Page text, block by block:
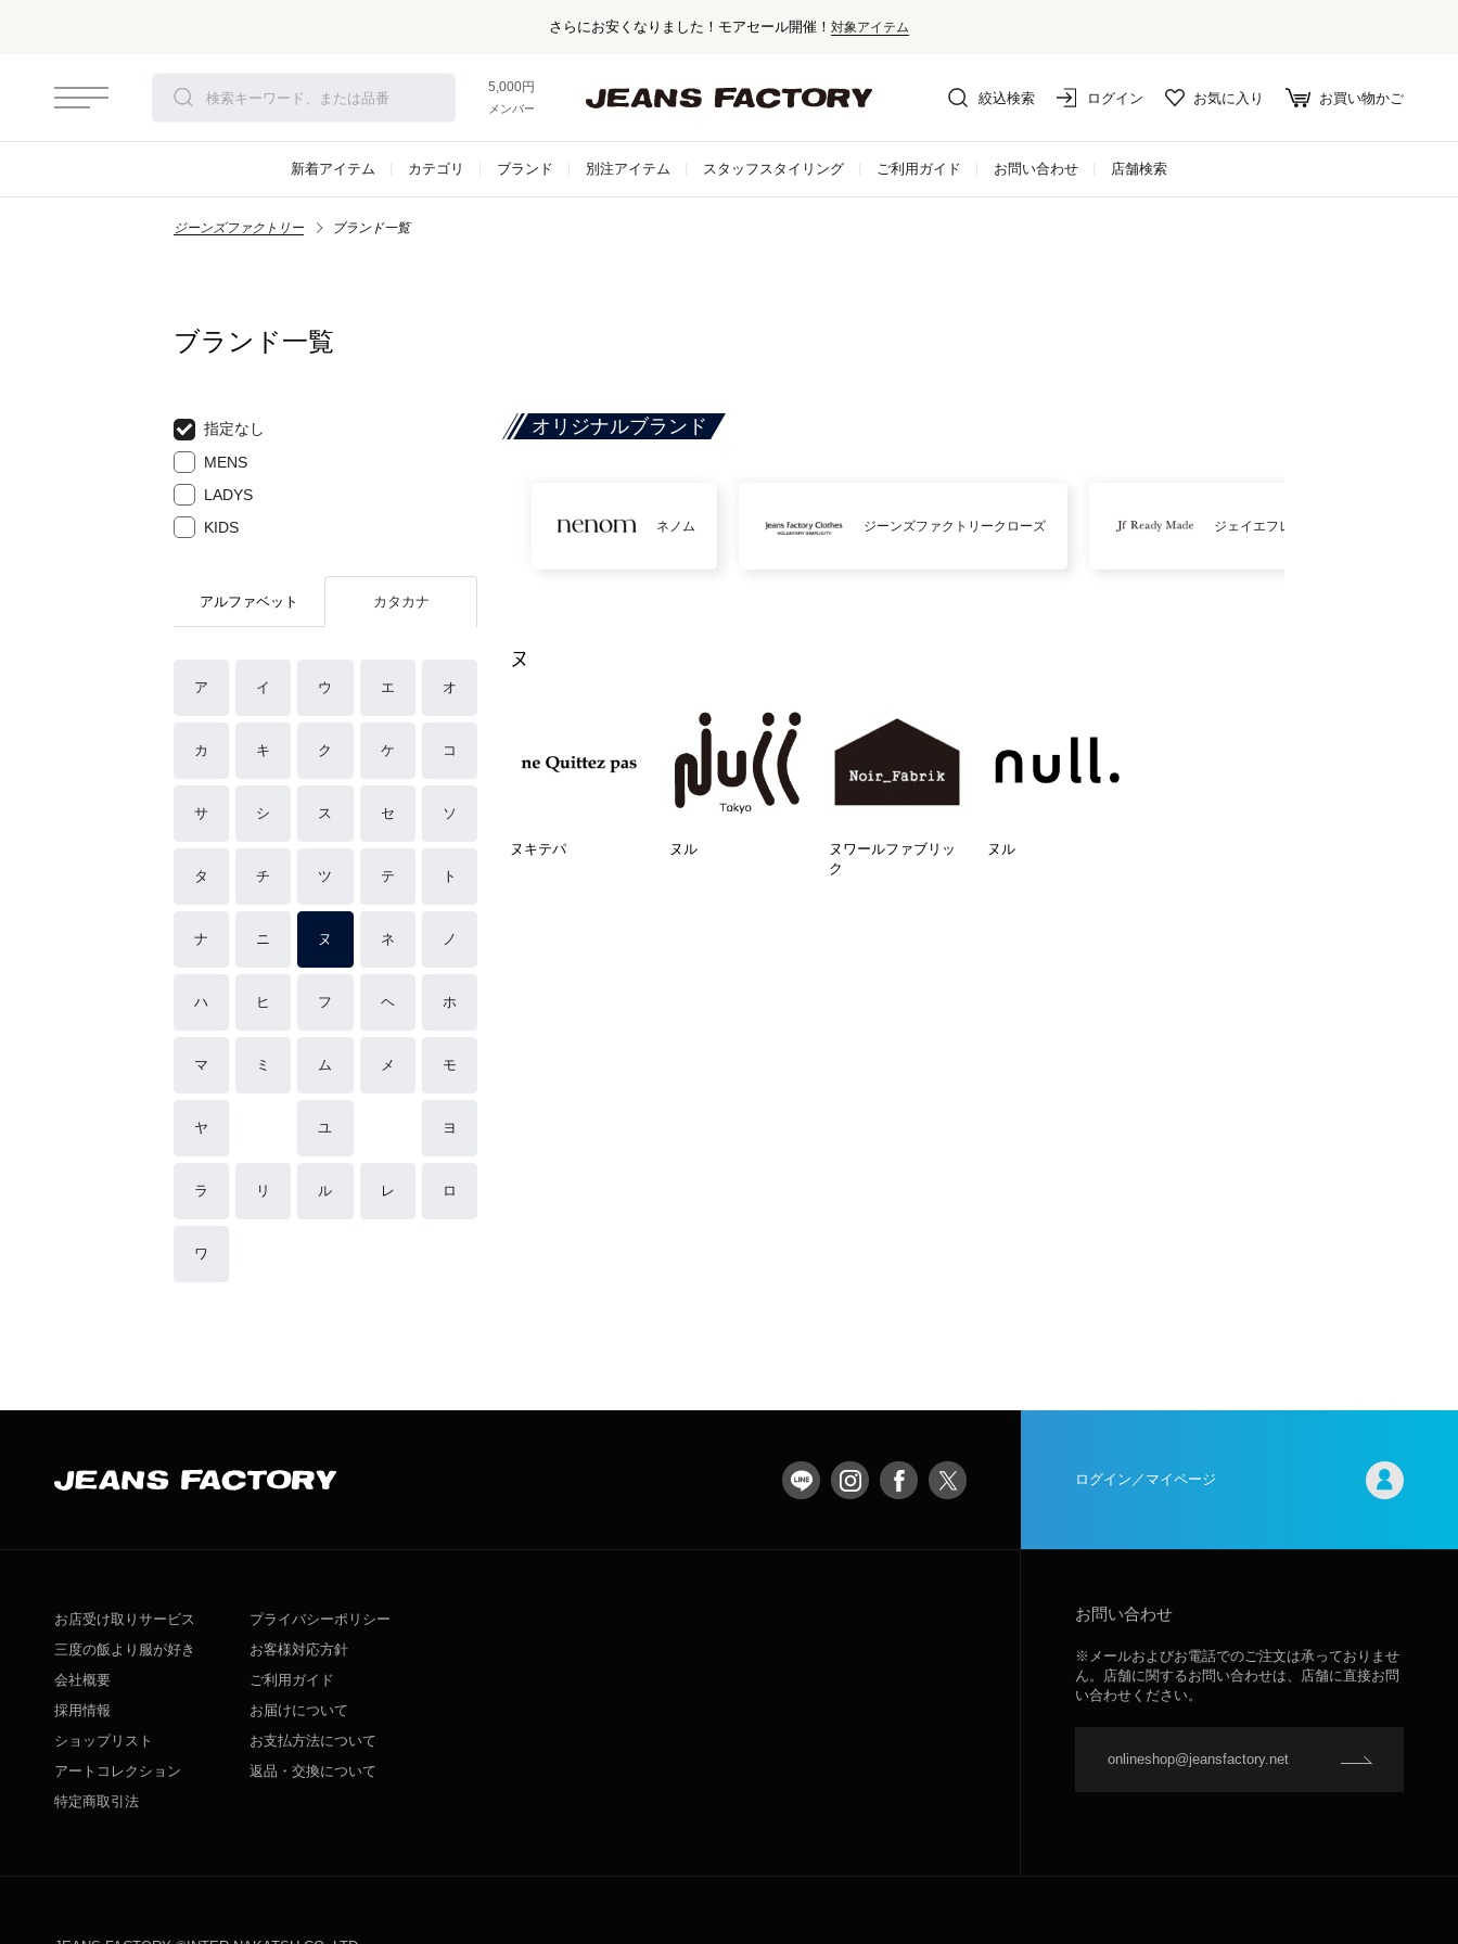
さらにお安くなりました！モアセール開催！ 対象アイテム
5,000円以上お買い上げで送料無料！
メンバー登録でお得な情報をゲット。さらに詳しく
絞込検索 ログイン お気に入り お買い物かご
新着アイテム カテゴリ ブランド 別注アイテム スタッフスタイリング ご利用ガイド お問い合わせ 店舗検索
ジーンズファクトリー ブランド一覧
ブランド一覧
指定なし
MENS
LADYS
KIDS
アルファベット カタカナ
ア イ ウ エ オ
カ キ ク ケ コ
サ シ ス セ ソ
タ チ ツ テ ト
ナ ニ ヌ ネ ノ
ハ ヒ フ ヘ ホ
マ ミ ム メ モ
ヤ ユ ヨ
ラ リ ル レ ロ
ワ
オリジナルブランド
ネノム ジーンズファクトリークローズ ジェイエフレディメイド
ヌ
ヌキテパ ヌル
ヌワールファブリッ
ク
ヌル
ログイン／マイページ
お店受け取りサービス
三度の飯より服が好き
会社概要
採用情報
ショップリスト
アートコレクション
特定商取引法
プライバシーポリシー
お客様対応方針
ご利用ガイド
お届けについて
お支払方法について
返品・交換について
お問い合わせ
※メールおよびお電話でのご注文は承っておりませ
ん。店舗に関するお問い合わせは、店舗に直接お問
い合わせください。
onlineshop@jeansfactory.net